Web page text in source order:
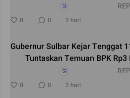
0 0 2 hari
Gubernur Sulbar Kejar Tenggat
Tuntaskan Temuan BPK
0 0 2 hari